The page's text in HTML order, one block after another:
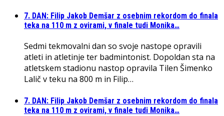
7. DAN: Filip Jakob Demšar z osebnim rekordom do finala
teka na 110 m z ovirami, v finale tudi Monika…
Sedmi tekmovalni dan so svoje nastope opravili
atleti in atletinje ter badmintonist. Dopoldan sta na
atletskem stadionu nastop opravila Tilen Šimenko
Lalič v teku na 800 m in Filip…
7. DAN: Filip Jakob Demšar z osebnim rekordom do finala
teka na 110 m z ovirami, v finale tudi Monika…